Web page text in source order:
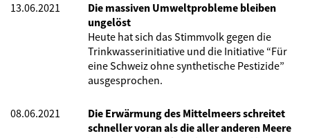
13.06.2021
Die massiven Umweltprobleme bleiben
ungelöst
Heute hat sich das Stimmvolk gegen die
Trinkwasserinitiative und die Initiative “Für
eine Schweiz ohne synthetische Pestizide”
ausgesprochen.
08.06.2021
Die Erwärmung des Mittelmeers schreitet
schneller voran als die aller anderen Meere